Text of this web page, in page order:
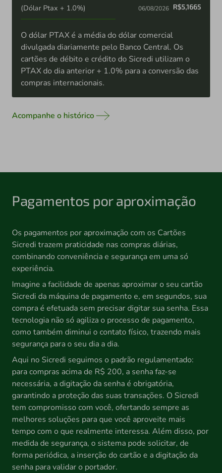
(Dólar Ptax + 1.0%) 06/08/2026 R$5,1665
O dólar PTAX é a média do dólar comercial
divulgada diariamente pelo Banco Central. Os
cartões de débito e crédito do Sicredi utilizam o
PTAX do dia anterior + 1.0% para a conversão das
compras internacionais.
Acompanhe o histórico
Pagamentos por aproximação
Os pagamentos por aproximação com os Cartões
Sicredi trazem praticidade nas compras diárias,
combinando conveniência e segurança em uma só
experiência.
Imagine a facilidade de apenas aproximar o seu cartão
Sicredi da máquina de pagamento e, em segundos, sua
compra é efetuada sem precisar digitar sua senha. Essa
tecnologia não só agiliza o processo de pagamento,
como também diminui o contato físico, trazendo mais
segurança para o seu dia a dia.
Aqui no Sicredi seguimos o padrão regulamentado:
para compras acima de R$ 200, a senha faz-se
necessária, a digitação da senha é obrigatória,
garantindo a proteção das suas transações. O Sicredi
tem compromisso com você, ofertando sempre as
melhores soluções para que você aproveite mais
tempo com o que realmente interessa. Além disso, por
medida de segurança, o sistema pode solicitar, de
forma periódica, a inserção do cartão e a digitação da
senha para validar o portador.